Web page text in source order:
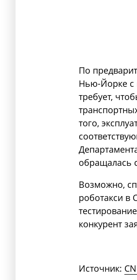
По
Нью-Йорке с
требует,
того,
обращалась
Возможно,
роботакси в
конкурент
Источник: